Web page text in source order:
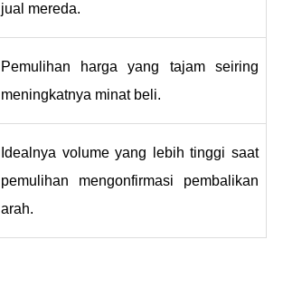
jual mereda.
Pemulihan harga yang tajam seiring
meningkatnya minat beli.
Idealnya volume yang lebih tinggi saat
pemulihan mengonfirmasi pembalikan
arah.